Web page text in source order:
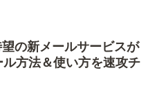
の新メールサービスが
方法＆使い方を速攻チ